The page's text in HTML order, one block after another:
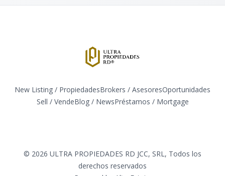
New Listing / PropiedadesBrokers / AsesoresOportunidades
Sell / VendeBlog / News​Préstamos / Mortgage
© 2026 ULTRA PROPIEDADES RD JCC, SRL, Todos los
derechos reservados